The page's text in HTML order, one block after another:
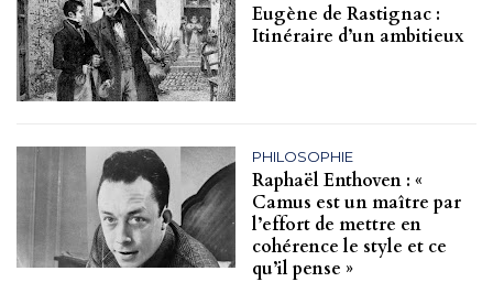
Eugène de Rastignac :
Itinéraire d’un ambitieux
PHILOSOPHIE
Raphaël Enthoven : «
Camus est un maître par
l’effort de mettre en
cohérence le style et ce
qu’il pense »